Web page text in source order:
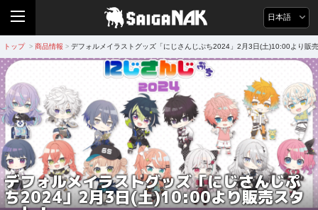
日本語
トップ > 商品情報 > デフォルメイラストグッズ「にじさんじぷち2024」2月3日(土)10:00より販
デフォルメイラストグッズ「にじさんじぷ
ち2024」2月3日(土)10:00より販売スタ